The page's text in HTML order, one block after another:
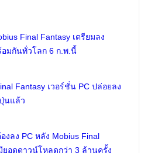
Final Fantasy เตรียมลง
อมกันทั่วโลก 6 ก.พ.นี้
Fantasy เวอร์ชั่น PC ปล่อยลง
นแล้ว
งลง PC หลัง Mobius Final
ยอดดาวน์โหลดกว่า 3 ล้านครั้ง